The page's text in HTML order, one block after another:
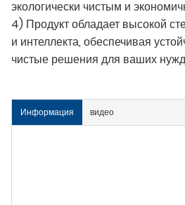
экологически чистым и
4) Продукт обладает высокой
и интеллекта, обеспечивая
чистые решения для ваших
Информация видео